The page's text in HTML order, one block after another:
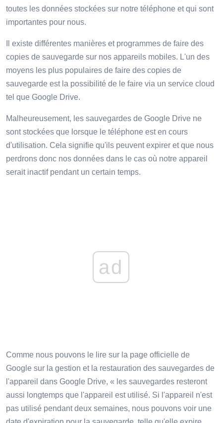
toutes les données stockées sur notre téléphone et qui sont
importantes pour nous.
Il existe différentes manières et programmes de faire des
copies de sauvegarde sur nos appareils mobiles. L'un des
moyens les plus populaires de faire des copies de
sauvegarde est la possibilité de le faire via un service cloud
tel que Google Drive.
Malheureusement, les sauvegardes de Google Drive ne
sont stockées que lorsque le téléphone est en cours
d'utilisation. Cela signifie qu'ils peuvent expirer et que nous
perdrons donc nos données dans le cas où notre appareil
serait inactif pendant un certain temps.
ad
Comme nous pouvons le lire sur la page officielle de
Google sur la gestion et la restauration des sauvegardes de
l'appareil dans Google Drive, « les sauvegardes resteront
aussi longtemps que l'appareil est utilisé. Si l'appareil n'est
pas utilisé pendant deux semaines, nous pouvons voir une